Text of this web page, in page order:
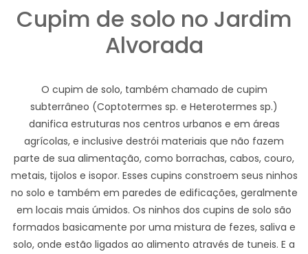
Cupim de solo no Jardim
Alvorada
O cupim de solo, também chamado de cupim
subterrâneo (Coptotermes sp. e Heterotermes sp.)
danifica estruturas nos centros urbanos e em áreas
agrícolas, e inclusive destrói materiais que não fazem
parte de sua alimentação, como borrachas, cabos, couro,
metais, tijolos e isopor. Esses cupins constroem seus ninhos
no solo e também em paredes de edificações, geralmente
em locais mais úmidos. Os ninhos dos cupins de solo são
formados basicamente por uma mistura de fezes, saliva e
solo, onde estão ligados ao alimento através de tuneis. E a